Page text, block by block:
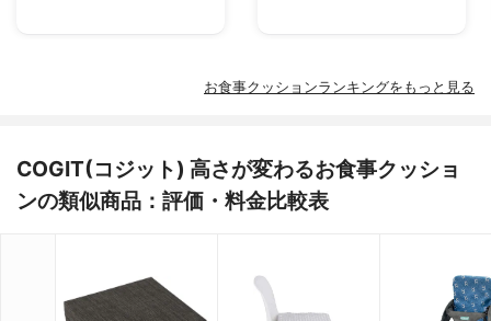
お食事クッションランキングをもっと見る
COGIT(コジット) 高さが変わるお食事クッショ
ンの類似商品：評価・料金比較表